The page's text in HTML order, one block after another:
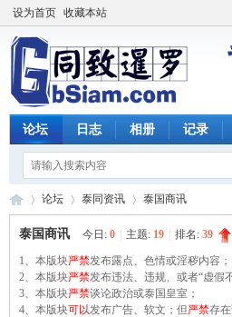
设为首页 收藏本站
论坛 日志 相册 记录
同 »
论坛
›
泰同资讯
›
泰国商讯
泰国商讯 今日: 0 主题: 19 排名: 39
1、本版块严禁发布露点、色情或淫秽内容；
2、本版块严禁发布违法、违规、或者“虚假
3、本版块严禁谈论政治或泰国皇室；
4、本版块可以发布广告、软文；但严禁存